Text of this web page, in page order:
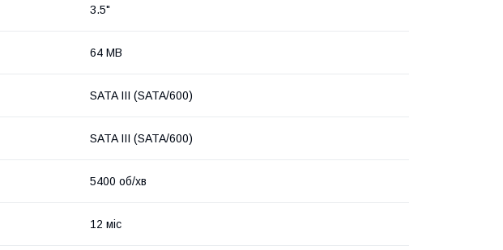
3.5"
64 MB
SATA III (SATA/600)
SATA III (SATA/600)
5400 об/хв
12 міс